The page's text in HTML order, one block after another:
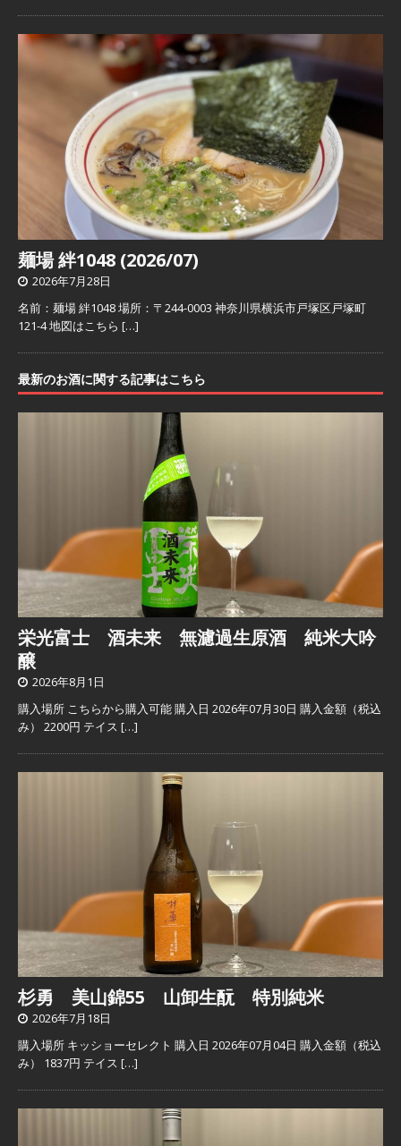
麺場 絆1048 (2026/07)
2026年7月28日
名前：麺場 絆1048 場所：〒244-0003 神奈川県横浜市戸塚区戸塚町
121-4 地図はこちら […]
最新のお酒に関する記事はこちら
栄光富士 酒未来 無濾過生原酒 純米大吟
醸
2026年8月1日
購入場所 こちらから購入可能 購入日 2026年07月30日 購入金額（税込
み） 2200円 テイス […]
杉勇 美山錦55 山卸生酛 特別純米
2026年7月18日
購入場所 キッショーセレクト 購入日 2026年07月04日 購入金額（税込
み） 1837円 テイス […]